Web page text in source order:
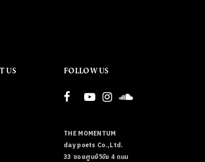
US FOLLOW US
THE MOMENTUM
day poets Co.,Ltd.
33 ซอยศูนย์วิจัย 4 ถนน